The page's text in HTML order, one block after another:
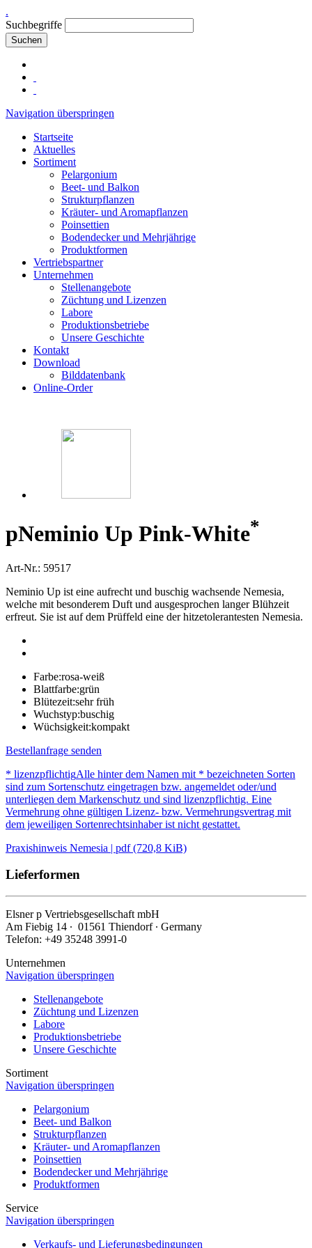
.
Suchbegriffe
Suchen
Navigation überspringen
Startseite
Aktuelles
Sortiment
Pelargonium
Beet- und Balkon
Strukturpflanzen
Kräuter- und Aromapflanzen
Poinsettien
Bodendecker und Mehrjährige
Produktformen
Vertriebspartner
Unternehmen
Stellenangebote
Züchtung und Lizenzen
Labore
Produktionsbetriebe
Unsere Geschichte
Kontakt
Download
Bilddatenbank
Online-Order
pNeminio Up Pink-White*
Art-Nr.: 59517
Neminio Up ist eine aufrecht und buschig wachsende Nemesia,
welche mit besonderem Duft und ausgesprochen langer Blühzeit
erfreut. Sie ist auf dem Prüffeld eine der hitzetolerantesten Nemesia.
Farbe:rosa-weiß
Blattfarbe:grün
Blütezeit:sehr früh
Wuchstyp:buschig
Wüchsigkeit:kompakt
Bestellanfrage senden
* lizenzpflichtigAlle hinter dem Namen mit * bezeichneten Sorten
sind zum Sortenschutz eingetragen bzw. angemeldet oder/und
unterliegen dem Markenschutz und sind lizenzpflichtig. Eine
Vermehrung ohne gültigen Lizenz- bzw. Vermehrungsvertrag mit
dem jeweiligen Sortenrechtsinhaber ist nicht gestattet.
Praxishinweis Nemesia | pdf (720,8 KiB)
Lieferformen
Elsnerp Vertriebsgesellschaft mbH
Am Fiebig 14 ∙ 01561 Thiendorf ∙ Germany
Telefon: +49 35248 3991-0
Unternehmen
Navigation überspringen
Stellenangebote
Züchtung und Lizenzen
Labore
Produktionsbetriebe
Unsere Geschichte
Sortiment
Navigation überspringen
Pelargonium
Beet- und Balkon
Strukturpflanzen
Kräuter- und Aromapflanzen
Poinsettien
Bodendecker und Mehrjährige
Produktformen
Service
Navigation überspringen
Verkaufs- und Lieferungsbedingungen